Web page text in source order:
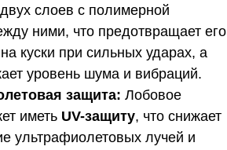
двух слоев с полимерной
ними, что предотвращает его
куски при сильных ударах, а
уровень шума и вибраций.
защита: Лобовое
иметь UV-защиту, что снижает
ультрафиолетовых лучей и